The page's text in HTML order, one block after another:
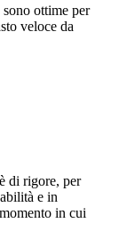
ottime per
veloce da
di rigore, per
e in
in cui